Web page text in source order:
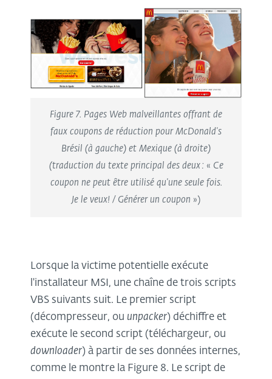
Figure 7. Pages Web malveillantes offrant de
faux coupons de réduction pour McDonald's
Brésil (à gauche) et Mexique (à droite)
(traduction du texte principal des deux : « Ce
coupon ne peut être utilisé qu'une seule fois.
Je le veux! / Générer un coupon »)
Lorsque la victime potentielle exécute
l'installateur MSI, une chaîne de trois scripts
VBS suivants suit. Le premier script
(décompresseur, ou unpacker) déchiffre et
exécute le second script (téléchargeur, ou
downloader) à partir de ses données internes,
comme le montre la Figure 8. Le script de